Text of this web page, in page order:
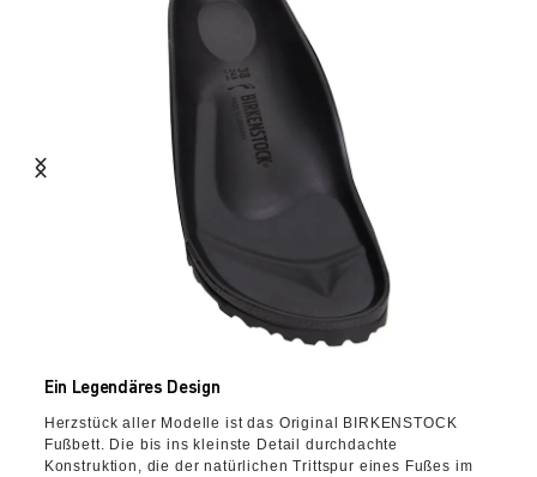
Ein Legendäres Design
Herzstück aller Modelle ist das Original BIRKENSTOCK
Fußbett. Die bis ins kleinste Detail durchdachte
Konstruktion, die der natürlichen Trittspur eines Fußes im